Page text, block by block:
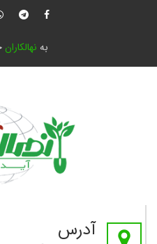
به نهالکاران
آدرس